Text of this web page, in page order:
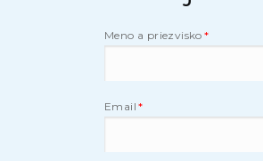
Meno a priezvisko
Email